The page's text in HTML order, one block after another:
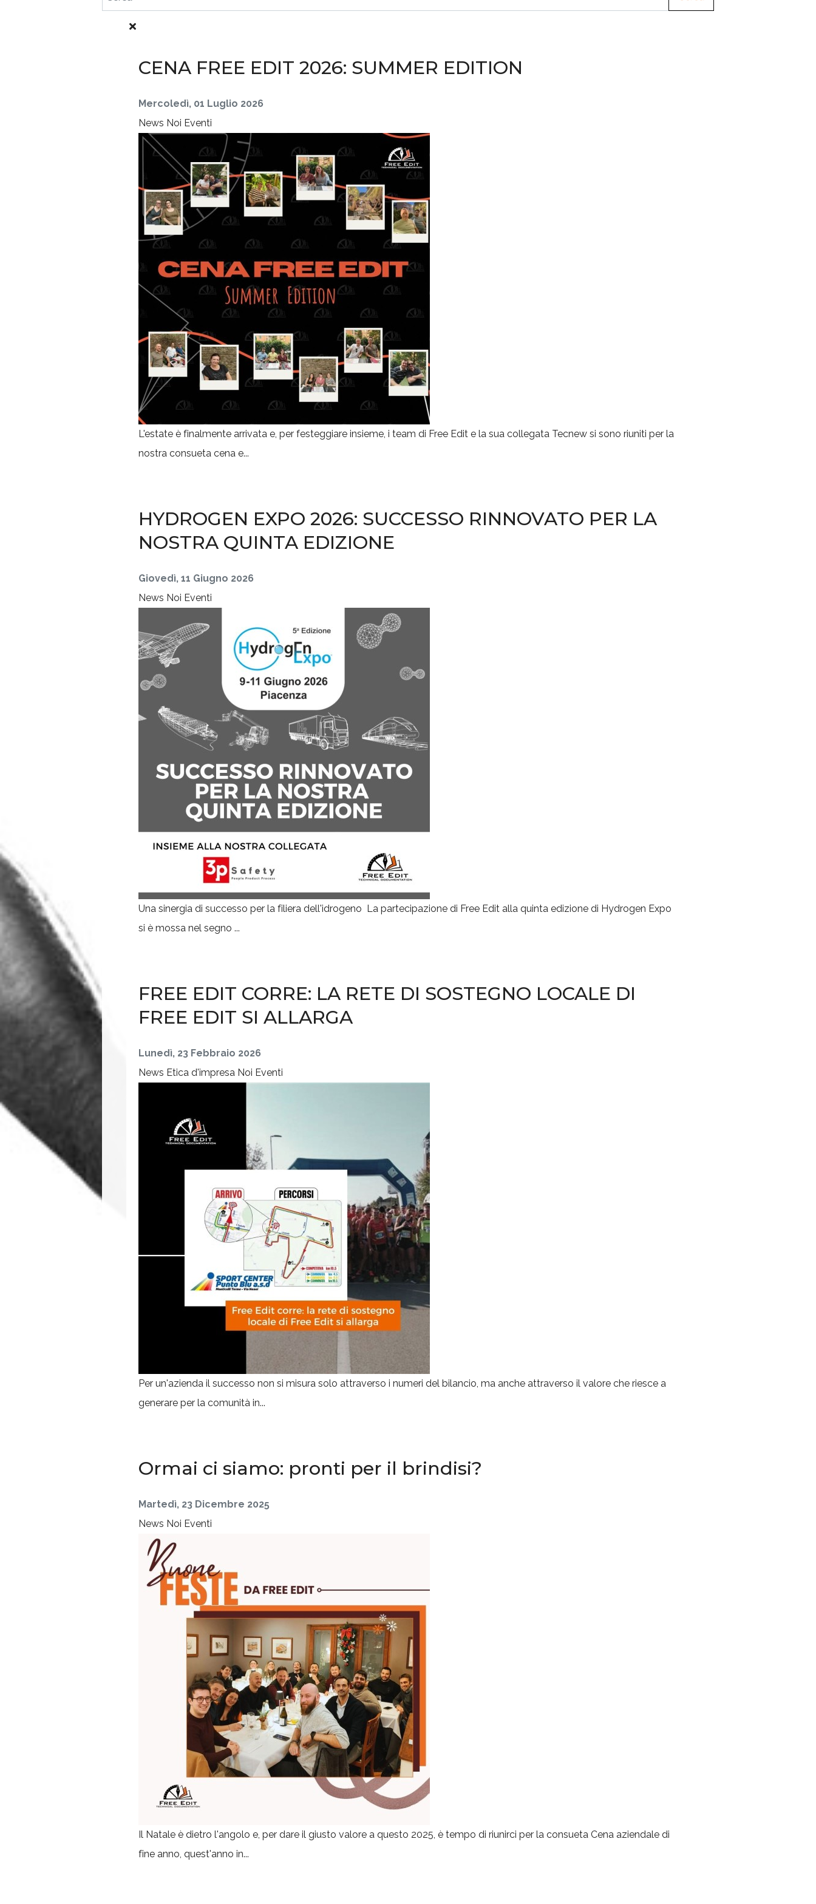
CENA FREE EDIT 2026: SUMMER EDITION
Mercoledì, 01 Luglio 2026
News Noi Eventi
L'estate è finalmente arrivata e, per festeggiare insieme, i team di Free Edit e la sua collegata Tecnew si sono riuniti per la
nostra consueta cena e...
HYDROGEN EXPO 2026: SUCCESSO RINNOVATO PER LA
NOSTRA QUINTA EDIZIONE
Giovedì, 11 Giugno 2026
News Noi Eventi
Una sinergia di successo per la filiera dell'idrogeno La partecipazione di Free Edit alla quinta edizione di Hydrogen Expo
si è mossa nel segno ...
FREE EDIT CORRE: LA RETE DI SOSTEGNO LOCALE DI
FREE EDIT SI ALLARGA
Lunedì, 23 Febbraio 2026
News Etica d'impresa Noi Eventi
Per un'azienda il successo non si misura solo attraverso i numeri del bilancio, ma anche attraverso il valore che riesce a
generare per la comunità in...
Ormai ci siamo: pronti per il brindisi?
Martedì, 23 Dicembre 2025
News Noi Eventi
Il Natale è dietro l'angolo e, per dare il giusto valore a questo 2025, è tempo di riunirci per la consueta Cena aziendale di
fine anno, quest'anno in...